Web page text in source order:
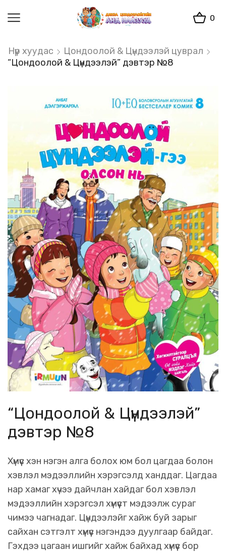
0
Нүүр хуудас
Цондоолой & Цүндээлэй цуврал
“Цондоолой & Цүндээлэй” дэвтэр №8
“Цондоолой & Цүндээлэй”
дэвтэр №8
Хүмүүс хэн нэгэн алга болох юм бол цагдаа болон
хэвлэл мэдээллийн хэрэгсэлд ханддаг. Цагдаа
нар хамаг хүчээ дайчлан хайдаг бол хэвлэл
мэдээллийн хэрэгсэл хүмүүст мэдээлж сураг
чимээ чагнадаг. Цүндээлэйг хайж буй зарыг
сайхан сэтгэлт хүмүүс нэгэндээ дуулгаар байдаг.
Гэхдээ цагаан ишгийг хайж байхад хүмүүс бор